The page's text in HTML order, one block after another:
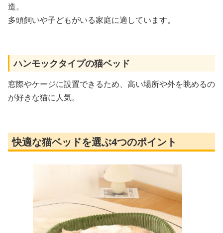
造。
多頭飼いや子どもがいる家庭に適しています。
ハンモックタイプの猫ベッド
窓際やケージに設置できるため、高い場所や外を眺めるの
が好きな猫に人気。
快適な猫ベッドを選ぶ4つのポイント